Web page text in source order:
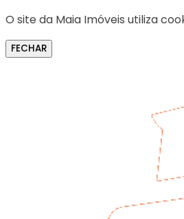
O site da Maia Imóveis utiliza
FECHAR